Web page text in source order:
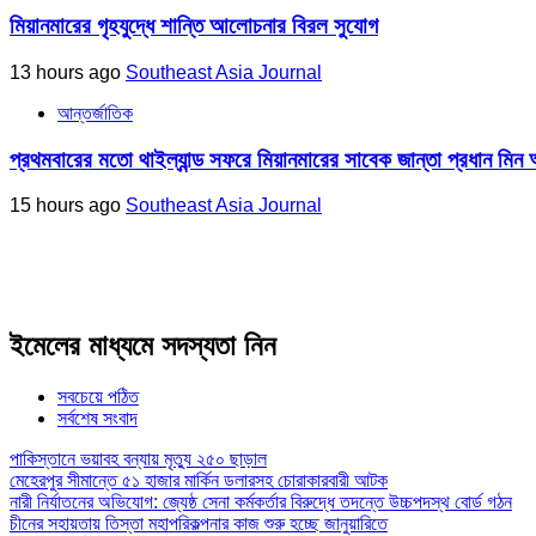
মিয়ানমারের গৃহযুদ্ধে শান্তি আলোচনার বিরল সুযোগ
13 hours ago Southeast Asia Journal
আন্তর্জাতিক
প্রথমবারের মতো থাইল্যান্ড সফরে মিয়ানমারের সাবেক জান্তা প্রধান মিন
15 hours ago Southeast Asia Journal
ইমেলের মাধ্যমে সদস্যতা নিন
সবচেয়ে পঠিত
সর্বশেষ সংবাদ
পাকিস্তানে ভয়াবহ বন্যায় মৃত্যু ২৫০ ছাড়াল
মেহেরপুর সীমান্তে ৫১ হাজার মার্কিন ডলারসহ চোরাকারবারী আটক
নারী নির্যাতনের অভিযোগ: জ্যেষ্ঠ সেনা কর্মকর্তার বিরুদ্ধে তদন্তে উচ্চপদস্থ বোর্ড গঠন
চীনের সহায়তায় তিস্তা মহাপরিকল্পনার কাজ শুরু হচ্ছে জানুয়ারিতে